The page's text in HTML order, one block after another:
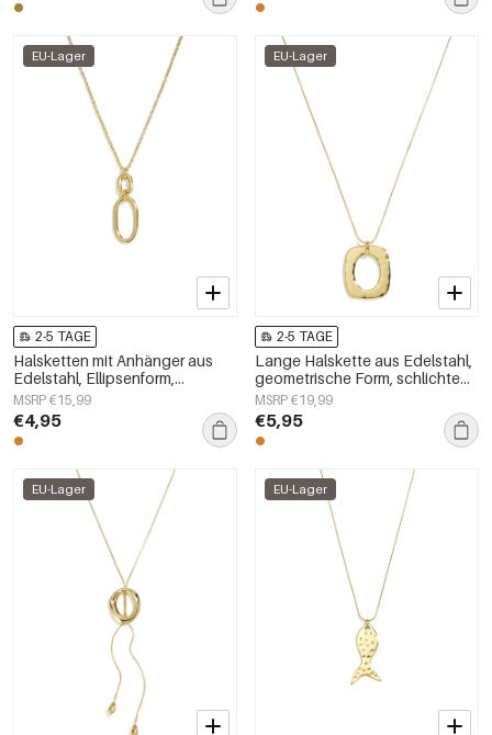
EU-Lager
2-5 TAGE
Halsketten mit Anhänger aus
Edelstahl, Ellipsenform,
schlichte Serie
„Alltagsschmuck“,
Damenschmuck
MSRP €15,99
€4,95
EU-Lager
2-5 TAGE
Lange Halskette aus Edelstahl,
geometrische Form, schlichte
Alltags-Serie, Damenschmuck
MSRP €19,99
€5,95
EU-Lager EU-Lager